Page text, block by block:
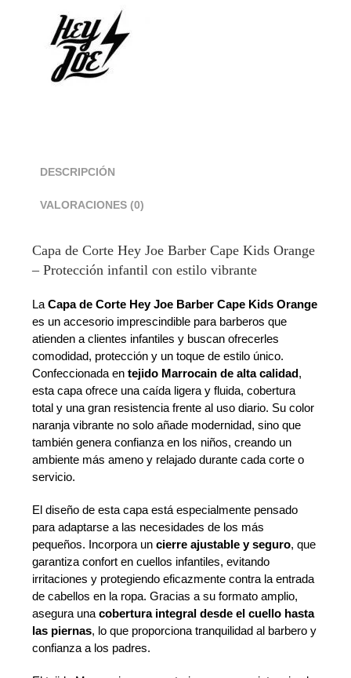
DESCRIPCIÓN
VALORACIONES (0)
Capa de Corte Hey Joe Barber Cape Kids Orange
– Protección infantil con estilo vibrante
LaCapa de Corte Hey Joe Barber Cape Kids Orange
es un accesorio imprescindible para barberos que
atienden a clientes infantiles y buscan ofrecerles
comodidad, protección y un toque de estilo único.
Confeccionada entejido Marrocain de alta calidad,
esta capa ofrece una caída ligera y fluida, cobertura
total y una gran resistencia frente al uso diario. Su color
naranja vibrante no solo añade modernidad, sino que
también genera confianza en los niños, creando un
ambiente más ameno y relajado durante cada corte o
servicio.
El diseño de esta capa está especialmente pensado
para adaptarse a las necesidades de los más
pequeños. Incorpora uncierre ajustable y seguro, que
garantiza confort en cuellos infantiles, evitando
irritaciones y protegiendo eficazmente contra la entrada
de cabellos en la ropa. Gracias a su formato amplio,
asegura unacobertura integral desde el cuello hasta
las piernas, lo que proporciona tranquilidad al barbero y
confianza a los padres.